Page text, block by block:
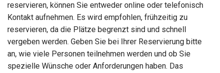
reservieren, können Sie entweder online oder telefonisch
Kontakt aufnehmen. Es wird empfohlen, frühzeitig zu
reservieren, da die Plätze begrenzt sind und schnell
vergeben werden. Geben Sie bei Ihrer Reservierung bitte
an, wie viele Personen teilnehmen werden und ob Sie
spezielle Wünsche oder Anforderungen haben. Das